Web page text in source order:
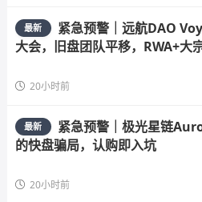
最新
紧急预警｜远航DAO
大会，旧盘团队平移，RWA+大
20小时前
最新
紧急预警｜极光星链
的快盘骗局，认购即入坑
20小时前